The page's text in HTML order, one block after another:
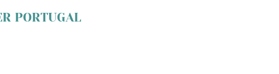
PORTUGAL